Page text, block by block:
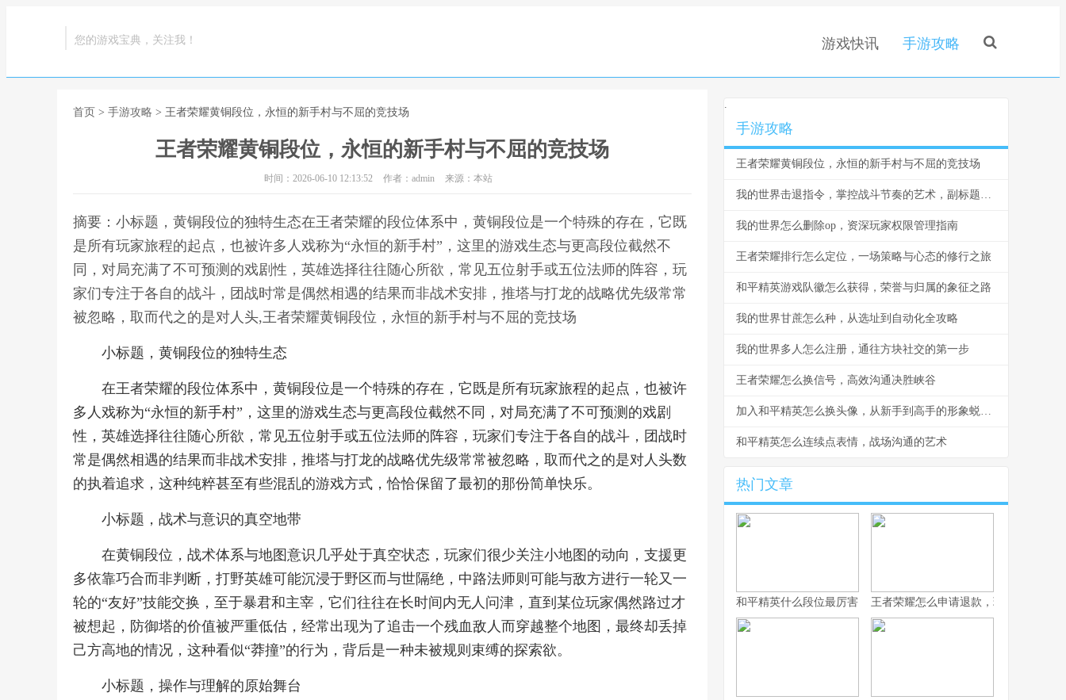
您的游戏宝典，关注我！ 游戏快讯 手游攻略
首页 > 手游攻略 > 王者荣耀黄铜段位，永恒的新手村与不屈的竞技场
王者荣耀黄铜段位，永恒的新手村与不屈的竞技场
时间：2026-06-10 12:13:52 作者：admin 来源：本站
摘要：小标题，黄铜段位的独特生态在王者荣耀的段位体系中，黄铜段位是一个特殊的存在，它既
是所有玩家旅程的起点，也被许多人戏称为“永恒的新手村”，这里的游戏生态与更高段位截然不
同，对局充满了不可预测的戏剧性，英雄选择往往随心所欲，常见五位射手或五位法师的阵容，玩
家们专注于各自的战斗，团战时常是偶然相遇的结果而非战术安排，推塔与打龙的战略优先级常常
被忽略，取而代之的是对人头,王者荣耀黄铜段位，永恒的新手村与不屈的竞技场
小标题，黄铜段位的独特生态
在王者荣耀的段位体系中，黄铜段位是一个特殊的存在，它既是所有玩家旅程的起点，也被许
多人戏称为“永恒的新手村”，这里的游戏生态与更高段位截然不同，对局充满了不可预测的戏剧
性，英雄选择往往随心所欲，常见五位射手或五位法师的阵容，玩家们专注于各自的战斗，团战时
常是偶然相遇的结果而非战术安排，推塔与打龙的战略优先级常常被忽略，取而代之的是对人头数
的执着追求，这种纯粹甚至有些混乱的游戏方式，恰恰保留了最初的那份简单快乐。
小标题，战术与意识的真空地带
在黄铜段位，战术体系与地图意识几乎处于真空状态，玩家们很少关注小地图的动向，支援更
多依靠巧合而非判断，打野英雄可能沉浸于野区而与世隔绝，中路法师则可能与敌方进行一轮又一
轮的“友好”技能交换，至于暴君和主宰，它们往往在长时间内无人问津，直到某位玩家偶然路过才
被想起，防御塔的价值被严重低估，经常出现为了追击一个残血敌人而穿越整个地图，最终却丢掉
己方高地的情况，这种看似“莽撞”的行为，背后是一种未被规则束缚的探索欲。
小标题，操作与理解的原始舞台
.
手游攻略
王者荣耀黄铜段位，永恒的新手村与不屈的竞技场
我的世界击退指令，掌控战斗节奏的艺术，副标题，一道改变游戏哲学的代码
我的世界怎么删除op，资深玩家权限管理指南
王者荣耀排行怎么定位，一场策略与心态的修行之旅
和平精英游戏队徽怎么获得，荣誉与归属的象征之路
我的世界甘蔗怎么种，从选址到自动化全攻略
我的世界多人怎么注册，通往方块社交的第一步
王者荣耀怎么换信号，高效沟通决胜峡谷
加入和平精英怎么换头像，从新手到高手的形象蜕变之路
和平精英怎么连续点表情，战场沟通的艺术
热门文章
和平精英什么段位最厉害，探寻段位背后的实力真相，副标题，巅
王者荣耀怎么申请退款，玩家权益守